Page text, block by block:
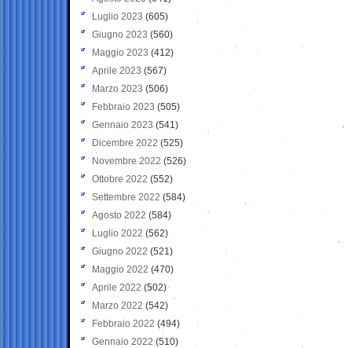
Luglio 2023 (605)
Giugno 2023 (560)
Maggio 2023 (412)
Aprile 2023 (567)
Marzo 2023 (506)
Febbraio 2023 (505)
Gennaio 2023 (541)
Dicembre 2022 (525)
Novembre 2022 (526)
Ottobre 2022 (552)
Settembre 2022 (584)
Agosto 2022 (584)
Luglio 2022 (562)
Giugno 2022 (521)
Maggio 2022 (470)
Aprile 2022 (502)
Marzo 2022 (542)
Febbraio 2022 (494)
Gennaio 2022 (510)